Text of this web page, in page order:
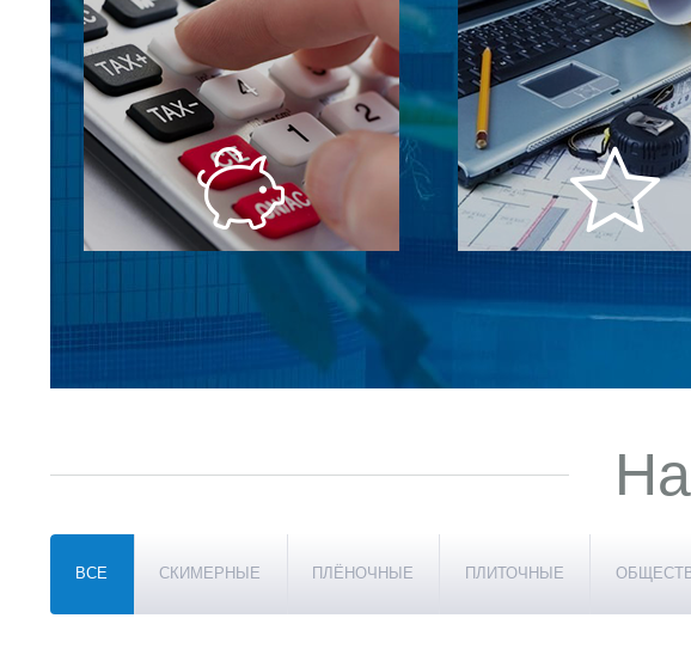
Собственный импорт =
Низкие цены
Мы сами импортируем все
оборудование, которое устанавливаем.
У нас большой оборот и выгодные
скидки от производителей!
Опытный
отдел
Мы входим в пятерку самых
компаний Украины и в
реализовать проект любой
ВСЕ СКИМЕРНЫЕ ПЛЁНОЧНЫЕ ПЛИТОЧНЫЕ